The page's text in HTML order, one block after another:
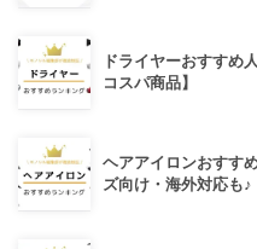
ドライヤーおすすめ
コスパ商品】
ヘアアイロンおすす
ズ向け・海外対応も♪